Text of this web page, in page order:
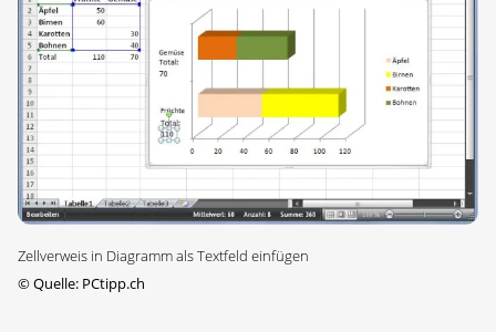
Zellverweis in Diagramm als Textfeld einfügen
©Quelle: PCtipp.ch